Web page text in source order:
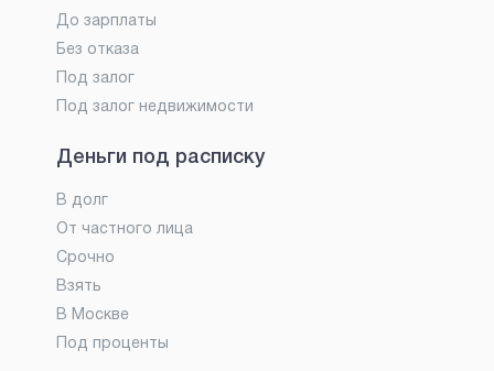
До зарплаты
Без отказа
Под залог
Под залог недвижимости
Деньги под расписку
В долг
От частного лица
Срочно
Взять
В Москве
Под проценты